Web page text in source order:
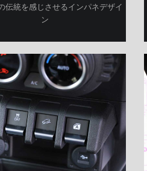
伝統を感じさせるインパネデザイ
ン